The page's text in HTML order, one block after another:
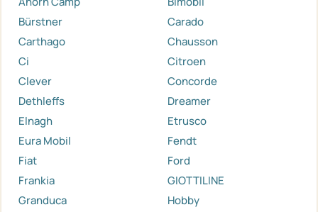
Bürstner
Carado
Carthago
Chausson
Ci
Citroen
Clever
Concorde
Dethleffs
Dreamer
Elnagh
Etrusco
Eura Mobil
Fendt
Fiat
Ford
Frankia
GIOTTILINE
Granduca
Hobby